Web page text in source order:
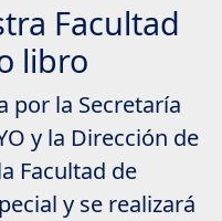
Facultad
libro
por la Secretaría
y la Dirección de
Facultad de
y se realizará